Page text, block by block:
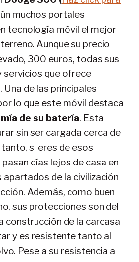
muchos portales
tecnología móvil el mejor
Aunque su precio
300 euros, todas sus
servicios que ofrece
Una de las principales
lo que este móvil destaca
de su batería. Esta
sin ser cargada cerca de
si eres de esos
días lejos de casa en
de la civilización
Además, como buen
sus protecciones son del
construcción de la carcasa
y es resistente tanto al
Pese a su resistencia a